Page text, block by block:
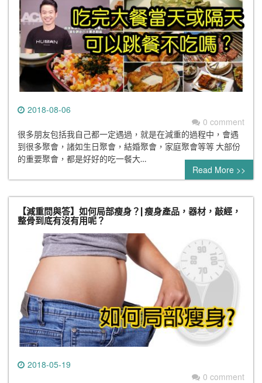
2018-08-06
0 comment
很多朋友包括我自己都一定遇過，就是在減重的過程中，會遇
到很多聚會，諸如生日聚會，結婚聚會，家庭聚會等等 大部份
的重要聚會，都是好好的吃一餐大…
Read More >>
【減重問與答】如何局部瘦身？| 瘦身產品，器材，敲經，
整骨到底有沒有用呢？
2018-05-19
0 comment